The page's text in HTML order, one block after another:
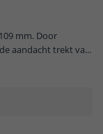
mm. Door
aandacht trekt va...